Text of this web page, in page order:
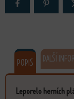
POPIS DALŠÍ
Leporelo herních